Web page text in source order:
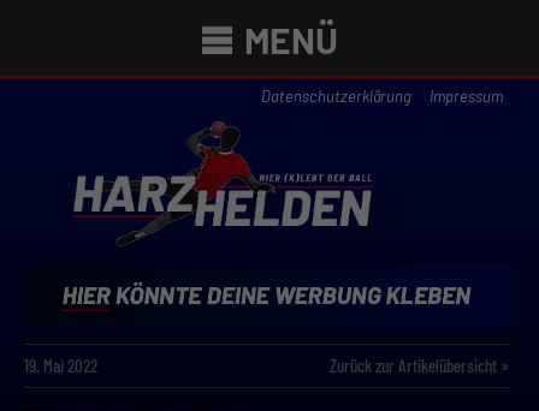
MENÜ
Datenschutzerklärung Impressum
19. Mai 2022 Zurück zur Artikelübersicht »